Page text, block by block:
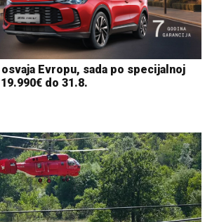
Evropu, sada po specijalnoj
do 31.8.